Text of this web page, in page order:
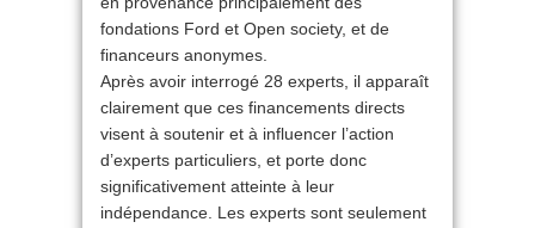
fondations Ford et Open society, et de
financeurs anonymes.
Après avoir interrogé 28 experts, il apparaît
clairement que ces financements directs
visent à soutenir et à influencer l’action
d’experts particuliers, et porte donc
significativement atteinte à leur
indépendance. Les experts sont seulement